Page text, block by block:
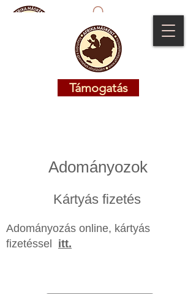
Támogatás
Támogatás
Adományozok
Kártyás fizetés
Adományozás online, kártyás
fizetéssel itt.